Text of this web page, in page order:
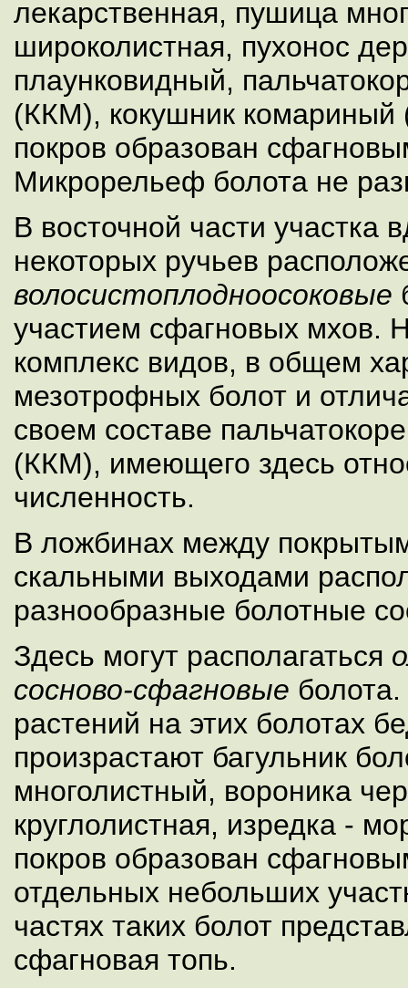
лекарственная, пушица
широколистная, пухонос
плаунковидный,
(ККМ), кокушник
покров образован
Микрорельеф болота не
В восточной части участка
некоторых ручьев
волосистоплодноосоковые
участием сфагновых мхов.
комплекс видов, в общем
мезотрофных болот и
своем составе
(ККМ), имеющего здесь
численность.
В ложбинах между
скальными выходами
разнообразные болотные
Здесь могут располагаться
сосново-сфагновые
растений на этих болотах
произрастают багульник
многолистный, вороника
круглолистная, изредка -
покров образован
отдельных небольших
частях таких болот
сфагновая топь.